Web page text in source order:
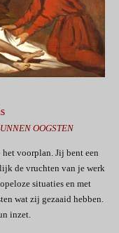
OOGSTEN
voorplan. Jij bent een
de vruchten van je werk
situaties en met
wat zij gezaaid hebben.
inzet.